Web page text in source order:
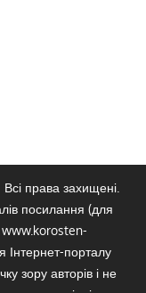
Всі права захищені.
посилання (для
www.korosten-
Інтернет-порталу
зору авторів і не